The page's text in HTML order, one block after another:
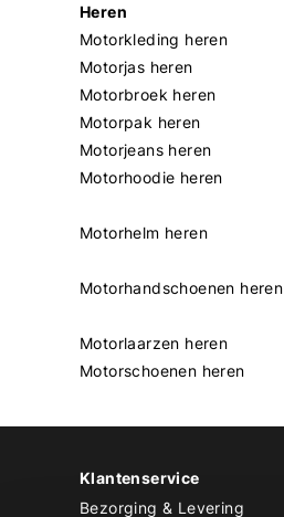
Heren
Motorkleding heren
Motorjas heren
Motorbroek heren
Motorpak heren
Motorjeans heren
Motorhoodie heren
Motorhelm heren
Motorhandschoenen heren
Motorlaarzen heren
Motorschoenen heren
Klantenservice
Bezorging & Levering